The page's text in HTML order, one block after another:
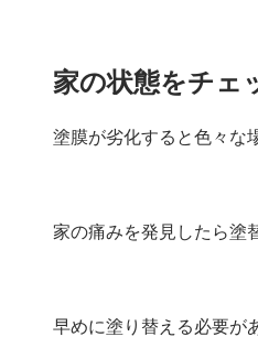
家の状態をチェ
塗膜が劣化すると色々な
家の痛みを発見したら塗
早めに塗り替える必要が